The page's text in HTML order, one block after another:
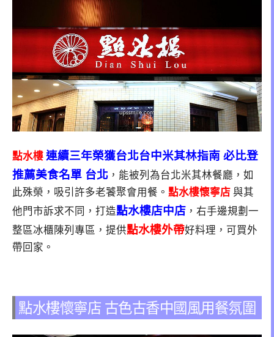
點水樓 連續三年榮獲台北台中米其林指南 必比登
推薦美食名單 台北 ，能被列為台北米其林餐廳，如
此殊榮，吸引許多老饕聚會用餐。 點水樓懷寧店 與其
他門市訴求不同，打造點水樓店中店 ，右手邊規劃一
整區冰櫃陳列專區，提供點水樓外帶好料理，可買外
帶回家。
點水樓懷寧店 古色古香中國風用餐氛圍